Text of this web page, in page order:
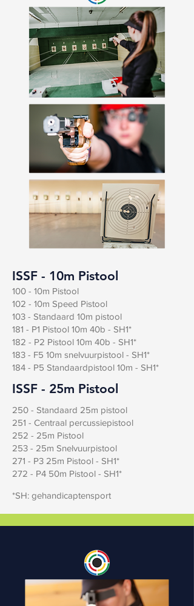
ISSF - 10m Pistool
100 - 10m Pistool
102 - 10m Speed Pistool
103 - Standaard 10m pistool
181 - P1 Pistool 10m 40b - SH1*
182 - P2 Pistool 10m 40b - SH1*
183 - F5 10m snelvuurpistool - SH1*
184 - P5 Standaardpistool 10m - SH1*
ISSF - 25m Pistool
250 - Standaard 25m pistool
251 - Centraal percussiepistool
252 - 25m Pistool
253 - 25m Snelvuurpistool
271 - P3 25m Pistool - SH1*
272 - P4 50m Pistool - SH1*
*SH: gehandicaptensport